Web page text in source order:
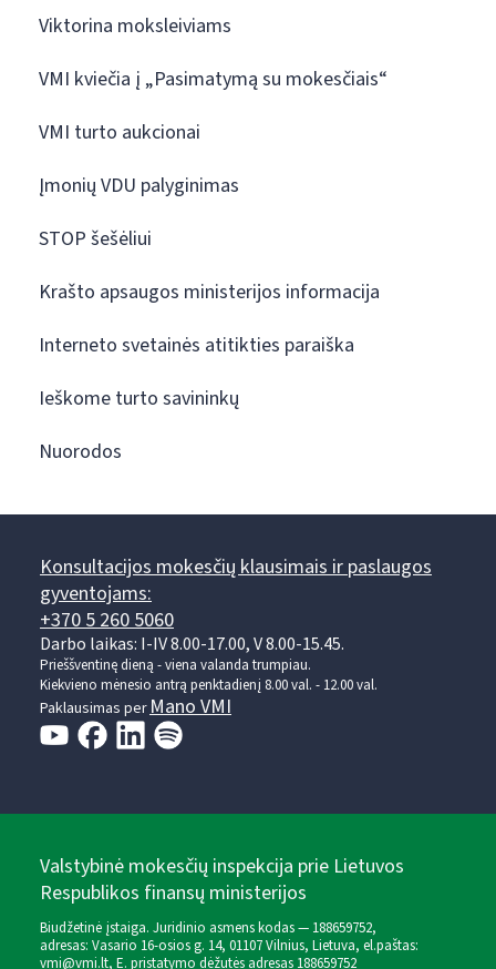
Viktorina moksleiviams
VMI kviečia į „Pasimatymą su mokesčiais“
VMI turto aukcionai
Įmonių VDU palyginimas
STOP šešėliui
Krašto apsaugos ministerijos informacija
Interneto svetainės atitikties paraiška
Ieškome turto savininkų
Nuorodos
Konsultacijos mokesčių klausimais ir paslaugos
gyventojams:
+370 5 260 5060
Darbo laikas: I-IV 8.00-17.00, V 8.00-15.45.
Prieššventinę dieną - viena valanda trumpiau.
Kiekvieno mėnesio antrą penktadienį 8.00 val. - 12.00 val.
Paklausimas perMano VMI
Valstybinė mokesčių inspekcija prie Lietuvos
Respublikos finansų ministerijos
Biudžetinė įstaiga. Juridinio asmens kodas — 188659752,
adresas: Vasario 16-osios g. 14, 01107 Vilnius, Lietuva, el.paštas:
vmi@vmi.lt, E. pristatymo dėžutės adresas 188659752